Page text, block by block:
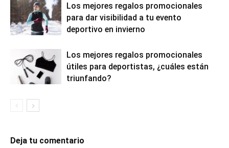
Los mejores regalos promocionales
para dar visibilidad a tu evento
deportivo en invierno
Los mejores regalos promocionales
útiles para deportistas, ¿cuáles están
triunfando?
Deja tu comentario